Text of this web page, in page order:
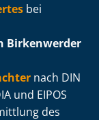
bei
Birkenwerder
nach DIN
und EIPOS
des